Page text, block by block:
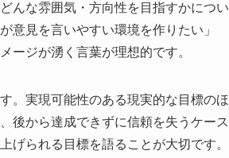
んな雰囲気・方向性を目指すかについ
意見を言いやすい環境を作りたい」
ージが湧く言葉が理想的です。
。実現可能性のある現実的な目標のほ
後から達成できずに信頼を失うケース
げられる目標を語ることが大切です。